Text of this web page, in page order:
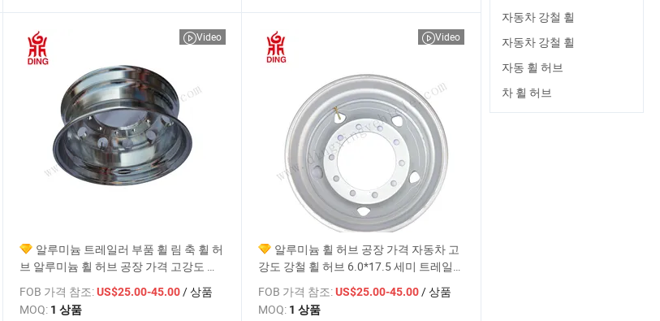
Video
알루미늄 트레일러 부품 휠 림 축 휠 허
브 알루미늄 휠 허브 공장 가격 고강도 강
철 휠 허브
FOB 가격 참조:US$25.00-45.00/ 상품
MOQ: 1 상품
Video
알루미늄 휠 허브 공장 가격 자동차 고
강도 강철 휠 허브 6.0*17.5 세미 트레일
러 알루미늄 휠 허브 강철 림
FOB 가격 참조:US$25.00-45.00/ 상품
MOQ: 1 상품
자동차 강철 휠
자동차 강철 휠
자동 휠 허브
차 휠 허브